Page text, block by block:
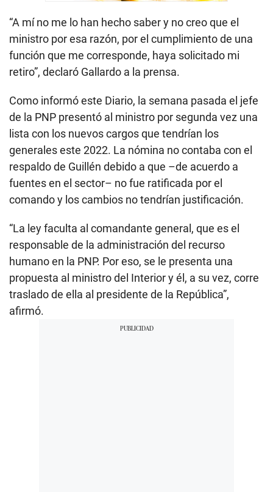
“A mí no me lo han hecho saber y no creo que el
ministro por esa razón, por el cumplimiento de una
función que me corresponde, haya solicitado mi
retiro”, declaró Gallardo a la prensa.
Como informó este Diario, la semana pasada el jefe
de la PNP presentó al ministro por segunda vez una
lista con los nuevos cargos que tendrían los
generales este 2022. La nómina no contaba con el
respaldo de Guillén debido a que –de acuerdo a
fuentes en el sector– no fue ratificada por el
comando y los cambios no tendrían justificación.
“La ley faculta al comandante general, que es el
responsable de la administración del recurso
humano en la PNP. Por eso, se le presenta una
propuesta al ministro del Interior y él, a su vez, corre
traslado de ella al presidente de la República”,
afirmó.